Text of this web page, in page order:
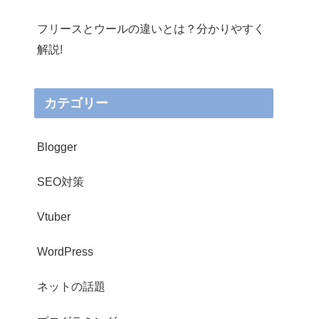
フリースとウールの違いとは？分かりやすく
解説!
カテゴリー
Blogger
SEO対策
Vtuber
WordPress
ネットの話題